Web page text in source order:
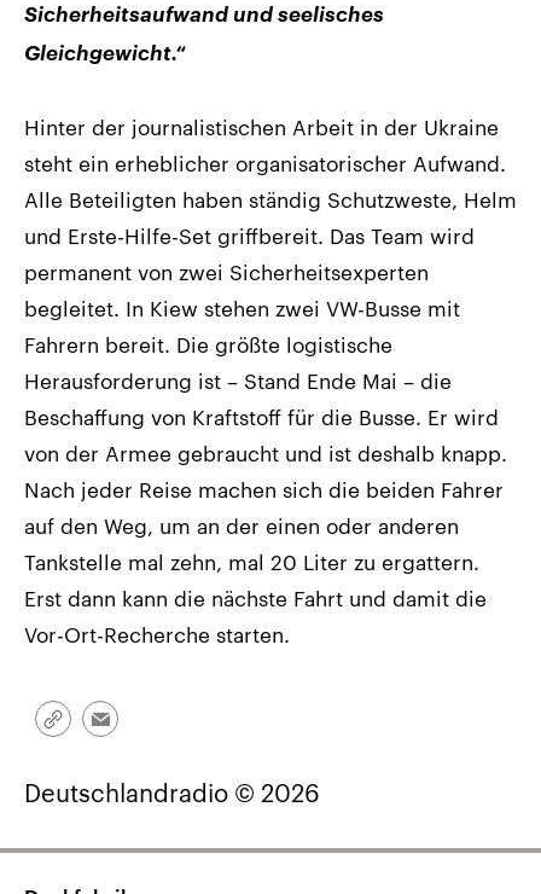
Sicherheitsaufwand und seelisches
Gleichgewicht.“
Hinter der journalistischen Arbeit in der Ukraine
steht ein erheblicher organisatorischer Aufwand.
Alle Beteiligten haben ständig Schutzweste, Helm
und Erste-Hilfe-Set griffbereit. Das Team wird
permanent von zwei Sicherheitsexperten
begleitet. In Kiew stehen zwei VW-Busse mit
Fahrern bereit. Die größte logistische
Herausforderung ist – Stand Ende Mai – die
Beschaffung von Kraftstoff für die Busse. Er wird
von der Armee gebraucht und ist deshalb knapp.
Nach jeder Reise machen sich die beiden Fahrer
auf den Weg, um an der einen oder anderen
Tankstelle mal zehn, mal 20 Liter zu ergattern.
Erst dann kann die nächste Fahrt und damit die
Vor-Ort-Recherche starten.
Link
Email
Deutschlandradio © 2026